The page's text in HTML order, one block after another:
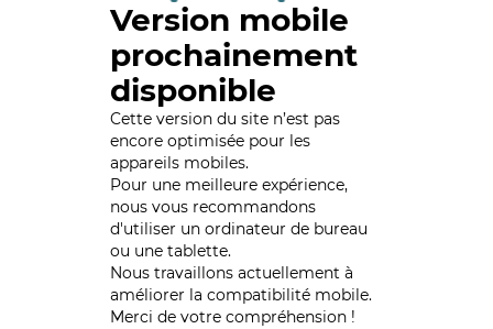
Version mobile
prochainement
disponible
Cette version du site n’est pas
encore optimisée pour les
appareils mobiles.
Pour une meilleure expérience,
nous vous recommandons
d'utiliser un ordinateur de bureau
ou une tablette.
Nous travaillons actuellement à
améliorer la compatibilité mobile.
Merci de votre compréhension !